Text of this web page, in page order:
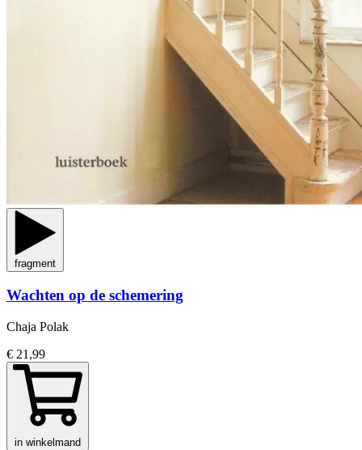
fragment
Wachten op de schemering
Chaja Polak
€ 21,99
in winkelmand